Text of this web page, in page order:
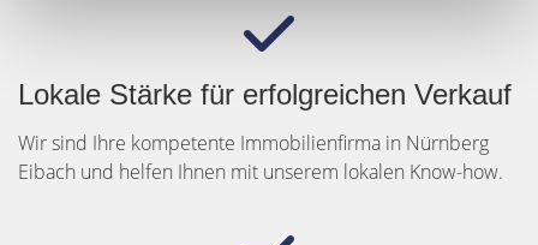
Lokale Stärke für erfolgreichen Verkauf
Wir sind Ihre kompetente Immobilienfirma in Nürnberg
Eibach und helfen Ihnen mit unserem lokalen Know-how.